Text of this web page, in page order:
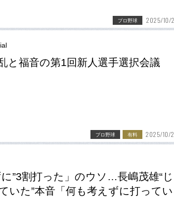
プロ野球 2025/10/
と福音の第1回新人選手選択会議
プロ野球 有料 2025/10/
に”3割打った」のウソ…長嶋茂雄“じ
いた”本音「何も考えずに打ってい